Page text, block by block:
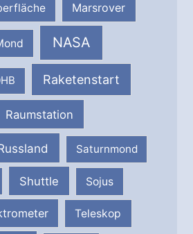
Marsrover
NASA
Raketenstart
Raumstation
Saturnmond
Shuttle Sojus
Teleskop